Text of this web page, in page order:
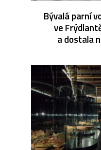
Bývalá parní
ve
a dostala